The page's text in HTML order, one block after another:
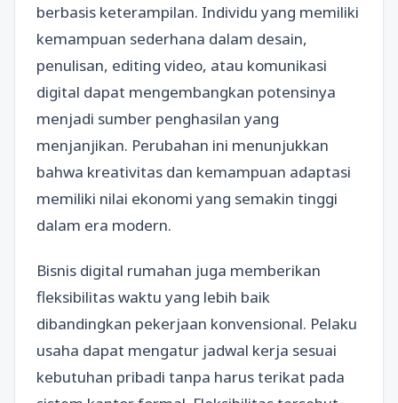
berbasis keterampilan. Individu yang memiliki
kemampuan sederhana dalam desain,
penulisan, editing video, atau komunikasi
digital dapat mengembangkan potensinya
menjadi sumber penghasilan yang
menjanjikan. Perubahan ini menunjukkan
bahwa kreativitas dan kemampuan adaptasi
memiliki nilai ekonomi yang semakin tinggi
dalam era modern.
Bisnis digital rumahan juga memberikan
fleksibilitas waktu yang lebih baik
dibandingkan pekerjaan konvensional. Pelaku
usaha dapat mengatur jadwal kerja sesuai
kebutuhan pribadi tanpa harus terikat pada